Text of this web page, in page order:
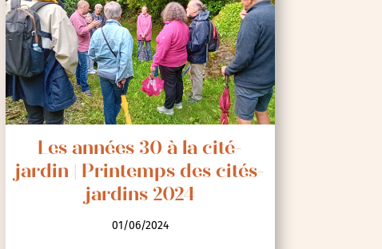
Les années 30 à la cité-
jardin | Printemps des cités-
jardins 2024
01/06/2024